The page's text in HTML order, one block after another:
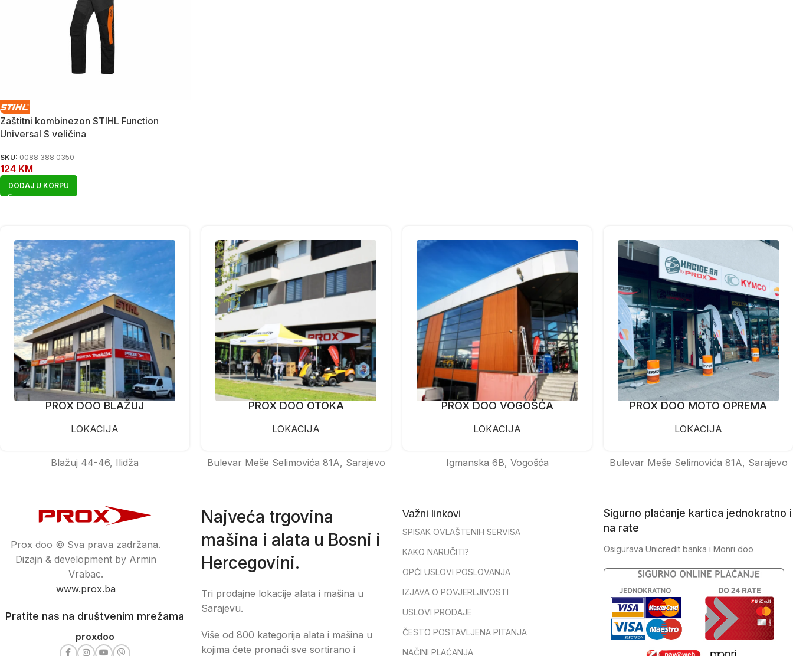
Zaštitni kombinezon STIHL Function
Universal S veličina
SKU: 0088 388 0350
124 KM
DODAJ U KORPU
PROX DOO BLAŽUJ
LOKACIJA
Blažuj 44-46, Ilidža
PROX DOO OTOKA
LOKACIJA
Bulevar Meše Selimovića 81A, Sarajevo
PROX DOO VOGOŠĆA
LOKACIJA
Igmanska 6B, Vogošća
PROX DOO MOTO OPREMA
LOKACIJA
Bulevar Meše Selimovića 81A, Sarajevo
Prox doo © Sva prava zadržana.
Dizajn & development by Armin
Vrabac.
www.prox.ba
Pratite nas na društvenim mrežama
proxdoo
Najveća trgovina
mašina i alata u Bosni i
Hercegovini.
Tri prodajne lokacije alata i mašina u
Sarajevu.
Više od 800 kategorija alata i mašina u
kojima ćete pronaći sve sortirano i
Važni linkovi
SPISAK OVLAŠTENIH SERVISA
KAKO NARUČITI?
OPĆI USLOVI POSLOVANJA
IZJAVA O POVJERLJIVOSTI
USLOVI PRODAJE
ČESTO POSTAVLJENA PITANJA
NAČINI PLAĆANJA
Sigurno plaćanje kartica jednokratno i
na rate
Osigurava Unicredit banka i Monri doo